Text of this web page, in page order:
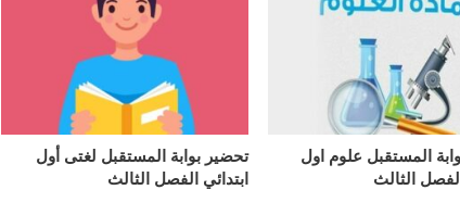
المستقبل علوم اول
الثالث
تحضير بوابة المستقبل لغتى أول
ابتدائي الفصل الثالث